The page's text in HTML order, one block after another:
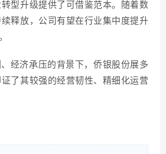
型升级提供了可借鉴范本。随着数
释放，公司有望在行业集中度提升
经济承压的背景下，侨银股份展多
了其较强的经营韧性、精细化运营